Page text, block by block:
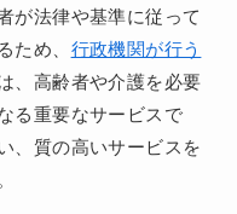
が法律や基準に従って
ため、 行政機関が行う
、高齢者や介護を必要
る重要なサービスで
、質の高いサービスを